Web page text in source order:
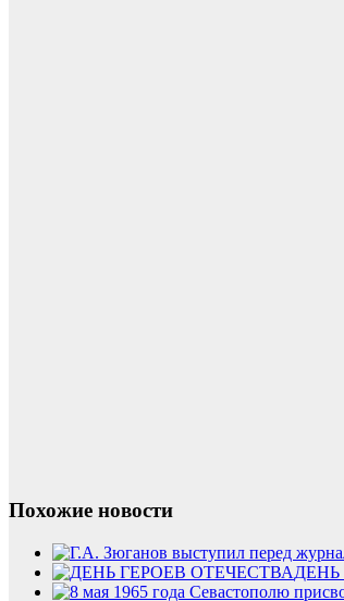
Похожие новости
ДЕНЬ